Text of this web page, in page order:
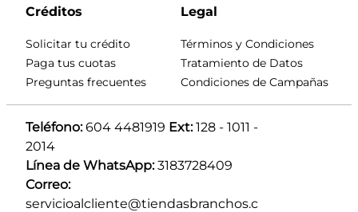
Créditos
Solicitar tu crédito
Paga tus cuotas
Preguntas frecuentes
Legal
Términos y Condiciones
Tratamiento de Datos
Condiciones de Campañas
Teléfono: 604 4481919 Ext: 128 - 1011 -
2014
Línea de WhatsApp: 3183728409
Correo:
servicioalcliente@tiendasbranchos.c